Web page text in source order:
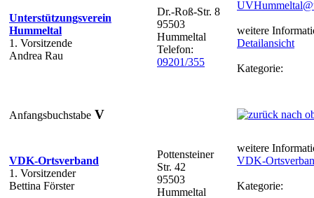
Unterstützungsverein
Hummeltal
1. Vorsitzende
Andrea Rau
Dr.-Roß-Str. 8
95503
Hummeltal
Telefon:
09201/355
weitere
Detailansicht
Kategorie:
Anfangsbuchstabe V
VDK-Ortsverband
1. Vorsitzender
Bettina Förster
Pottensteiner
Str. 42
95503
Hummeltal
weitere
VDK-
Kategorie: